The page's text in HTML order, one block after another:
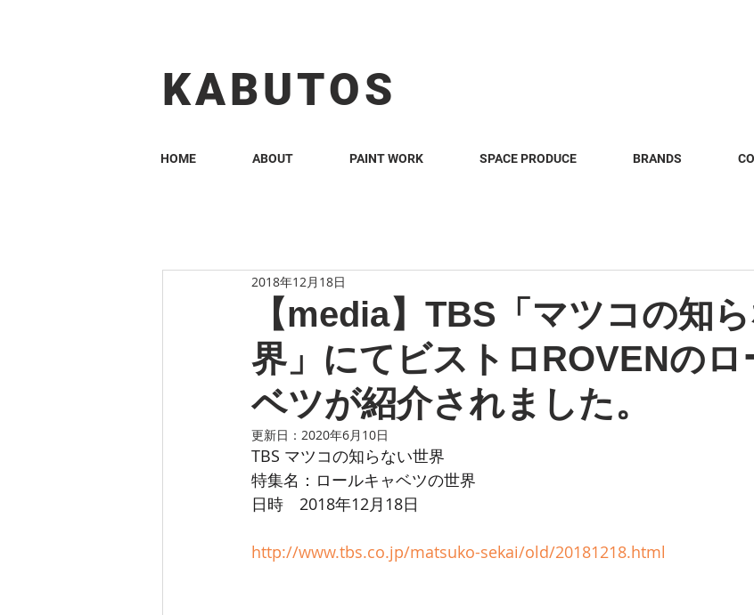
KABUTOS​​
HOME ABOUT PAINT WORK SPACE PRODUCE BRANDS
【media】TBS「マツコの知
界」にてビストロROVENのロ
ベツが紹介されました。
2018年12月18日
更新日： 2020年6月10日
TBS マツコの知らない世界
特集名：ロールキャベツの世界
日時　2018年12月18日
http://www.tbs.co.jp/matsuko-sekai/old/20181218.html